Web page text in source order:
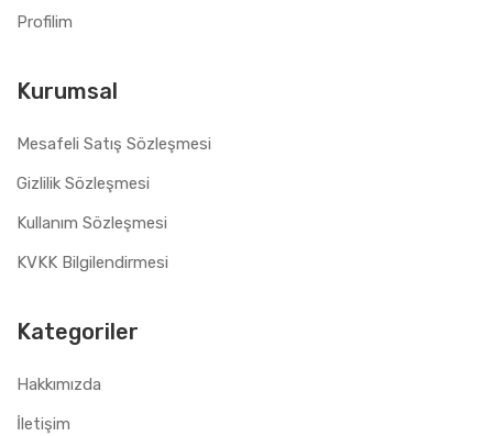
Profilim
Kurumsal
Mesafeli Satış Sözleşmesi
Gizlilik Sözleşmesi
Kullanım Sözleşmesi
KVKK Bilgilendirmesi
Kategoriler
Hakkımızda
İletişim